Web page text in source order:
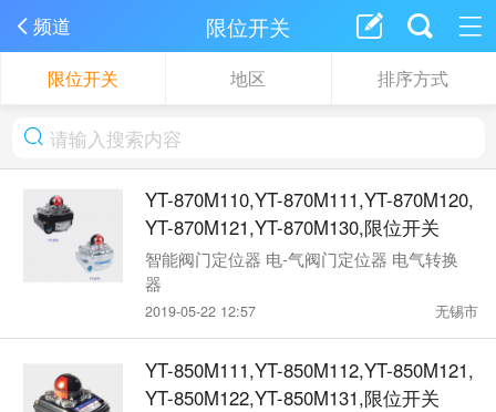
频道 限位开关
限位开关 地区 排序方式
YT-870M110,YT-870M111,YT-870M120,
YT-870M121,YT-870M130,限位开关
智能阀门定位器 电-气阀门定位器 电气转换
器
2019-05-22 12:57 无锡市
YT-850M111,YT-850M112,YT-850M121,
YT-850M122,YT-850M131,限位开关